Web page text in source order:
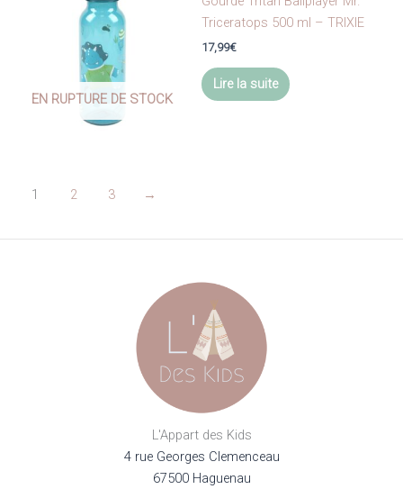
EN RUPTURE DE STOCK
Triceratops 500 ml – TRIXIE
17,99€
Lire la suite
1 2 3 →
L'Appart des Kids
4 rue Georges Clemenceau
67500 Haguenau